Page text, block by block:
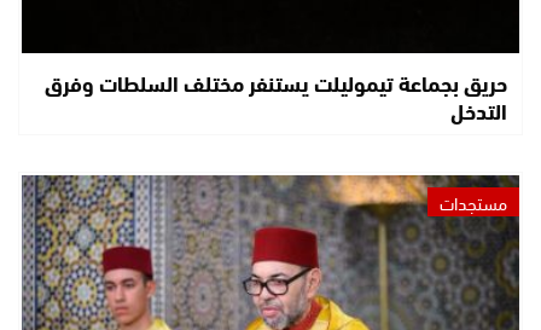
حريق بجماعة تيموليلت يستنفر مختلف السلطات وفرق
التدخل
مستجدات